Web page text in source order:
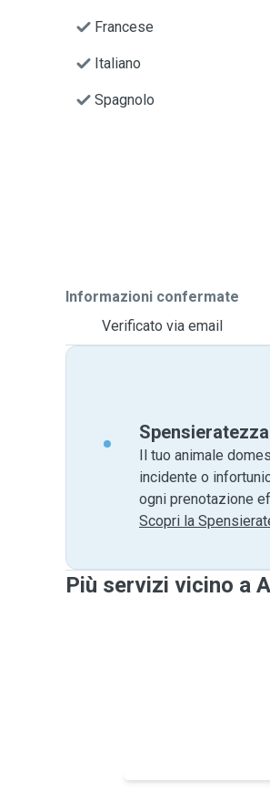
Francese
Italiano
Spagnolo
Informazioni confermate
Verificato via email
Spensieratezza
Il tuo animale
incidente o
ogni prenotazione
Scopri la
Più servizi vicino a